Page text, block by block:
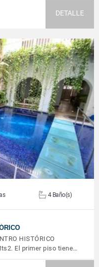
DETALLE
4 Baño(s)
HISTÓRICO
El primer piso tiene…